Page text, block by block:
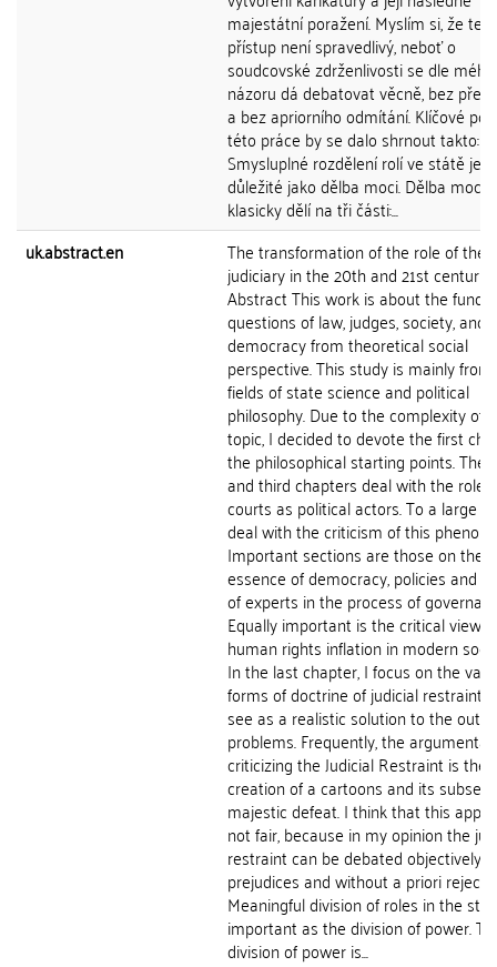
majestátní poražení. Myslím si, že
přístup není spravedlivý, neboť o
soudcovské zdrženlivosti se dle mého
názoru dá debatovat věcně, bez
a bez apriorního odmítání. Klíčové
této práce by se dalo shrnout takto:
Smysluplné rozdělení rolí ve státě je
důležité jako dělba moci. Dělba moci
klasicky dělí na tři části:...
uk.abstract.en
The transformation of the role of the
judiciary in the 20th and 21st
Abstract This work is about the
questions of law, judges, society, and
democracy from theoretical social
perspective. This study is mainly
fields of state science and political
philosophy. Due to the complexity of
topic, I decided to devote the first
the philosophical starting points. The
and third chapters deal with the role
courts as political actors. To a large
deal with the criticism of this
Important sections are those on the
essence of democracy, policies and
of experts in the process of
Equally important is the critical view
human rights inflation in modern
In the last chapter, I focus on the
forms of doctrine of judicial restraint,
see as a realistic solution to the
problems. Frequently, the
criticizing the Judicial Restraint is the
creation of a cartoons and its
majestic defeat. I think that this
not fair, because in my opinion the
restraint can be debated objectively
prejudices and without a priori
Meaningful division of roles in the
important as the division of power.
division of power is...